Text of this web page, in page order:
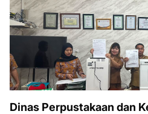
Dinas Perpustakaan dan